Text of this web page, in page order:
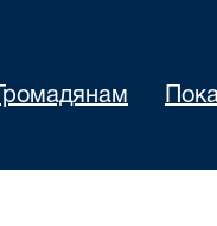
Громадянам